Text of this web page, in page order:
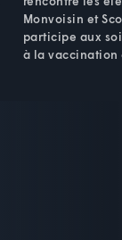
Monvoisin et
participe aux
à la vaccination